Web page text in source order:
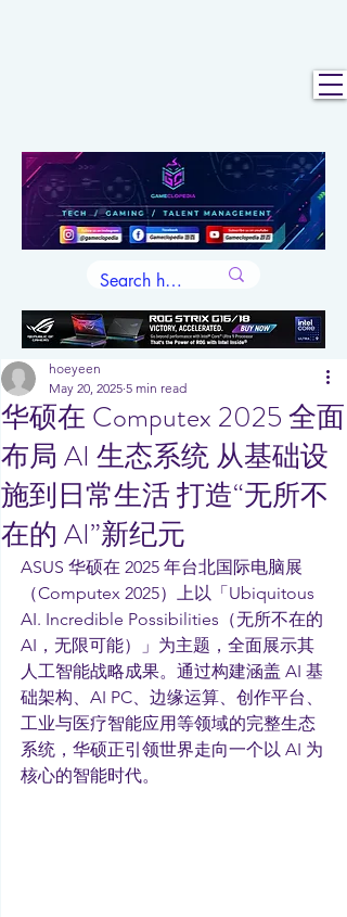
华硕在 Computex 2025 全面
布局 AI 生态系统 从基础设
施到日常生活 打造“无所不
在的 AI”新纪元
hoeyeen
May 20, 2025 5 min read
ASUS 华硕在 2025 年台北国际电脑展
（Computex 2025）上以「Ubiquitous
AI. Incredible Possibilities（无所不在的
AI，无限可能）」为主题，全面展示其
人工智能战略成果。通过构建涵盖 AI 基
础架构、AI PC、边缘运算、创作平台、
工业与医疗智能应用等领域的完整生态
系统，华硕正引领世界走向一个以 AI 为
核心的智能时代。